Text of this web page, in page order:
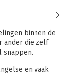
binnen de
ander die zelf
snappen.
en vaak